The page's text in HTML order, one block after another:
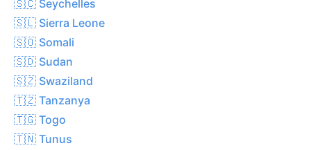
🇸🇨 Seychelles
🇸🇱 Sierra Leone
🇸🇴 Somali
🇸🇩 Sudan
🇸🇿 Swaziland
🇹🇿 Tanzanya
🇹🇬 Togo
🇹🇳 Tunus